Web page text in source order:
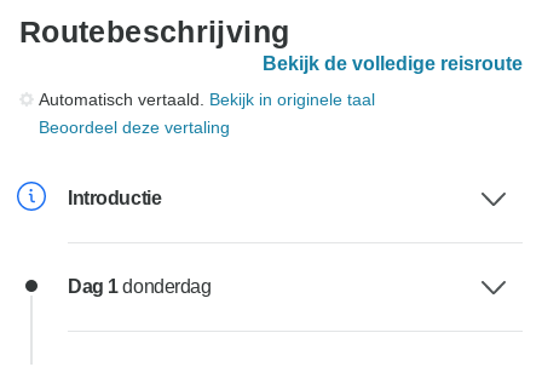
Routebeschrijving
Bekijk de volledige reisroute
Automatisch vertaald. Bekijk in originele taal
Beoordeel deze vertaling
Introductie
Dag 1donderdag